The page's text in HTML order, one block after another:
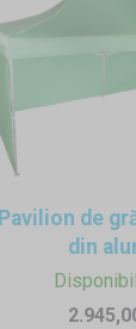
Pavilion de
din